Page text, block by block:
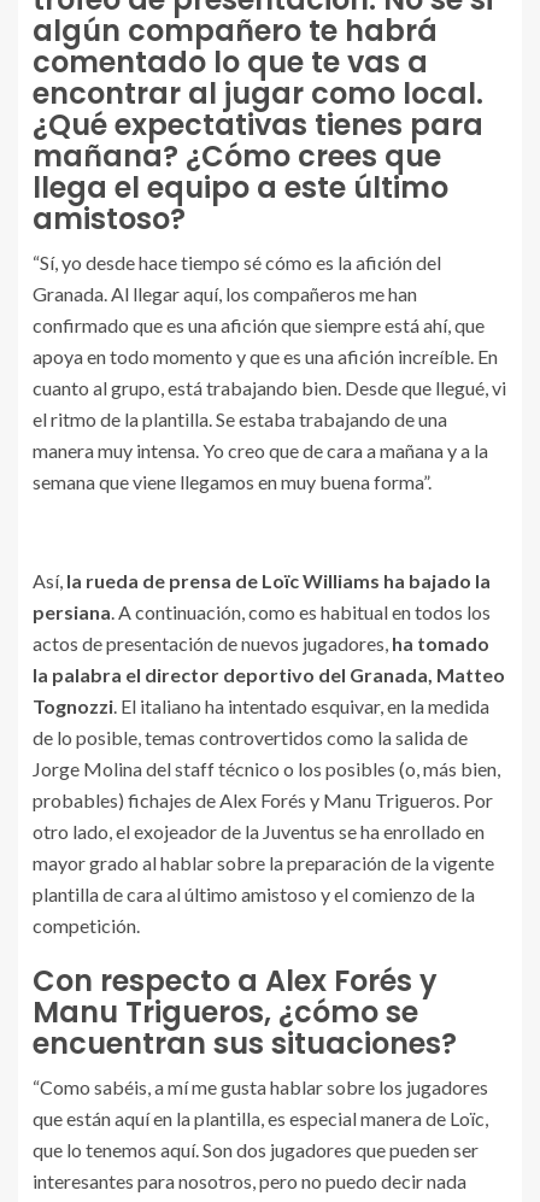
algún compañero te habrá
comentado lo que te vas a
encontrar al jugar como local.
¿Qué expectativas tienes para
mañana? ¿Cómo crees que
llega el equipo a este último
amistoso?
“Sí, yo desde hace tiempo sé cómo es la afición del
Granada. Al llegar aquí, los compañeros me han
confirmado que es una afición que siempre está ahí, que
apoya en todo momento y que es una afición increíble. En
cuanto al grupo, está trabajando bien. Desde que llegué, vi
el ritmo de la plantilla. Se estaba trabajando de una
manera muy intensa. Yo creo que de cara a mañana y a la
semana que viene llegamos en muy buena forma”.
Así, la rueda de prensa de Loïc Williams ha bajado la
persiana. A continuación, como es habitual en todos los
actos de presentación de nuevos jugadores, ha tomado
la palabra el director deportivo del Granada, Matteo
Tognozzi. El italiano ha intentado esquivar, en la medida
de lo posible, temas controvertidos como la salida de
Jorge Molina del staff técnico o los posibles (o, más bien,
probables) fichajes de Alex Forés y Manu Trigueros. Por
otro lado, el exojeador de la Juventus se ha enrollado en
mayor grado al hablar sobre la preparación de la vigente
plantilla de cara al último amistoso y el comienzo de la
competición.
Con respecto a Alex Forés y
Manu Trigueros, ¿cómo se
encuentran sus situaciones?
“Como sabéis, a mí me gusta hablar sobre los jugadores
que están aquí en la plantilla, es especial manera de Loïc,
que lo tenemos aquí. Son dos jugadores que pueden ser
interesantes para nosotros, pero no puedo decir nada